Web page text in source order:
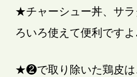
★チャーシュー丼、サ
ろいろ使えて便利ですよ
★❷で取り除いた鶏皮は